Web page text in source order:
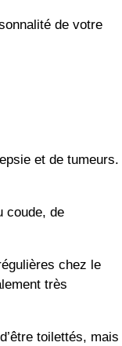
de votre
et de tumeurs.
coude, de
chez le
très
toilettés, mais